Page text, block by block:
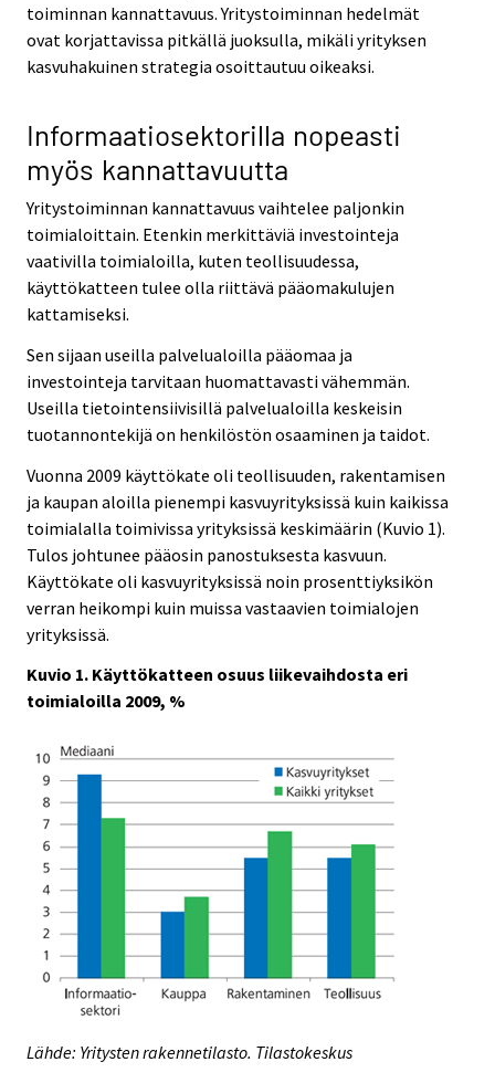
toiminnan kannattavuus. Yritystoiminnan hedelmät
ovat korjattavissa pitkällä juoksulla, mikäli yrityksen
kasvuhakuinen strategia osoittautuu oikeaksi.
Informaatiosektorilla nopeasti
myös kannattavuutta
Yritystoiminnan kannattavuus vaihtelee paljonkin
toimialoittain. Etenkin merkittäviä investointeja
vaativilla toimialoilla, kuten teollisuudessa,
käyttökatteen tulee olla riittävä pääomakulujen
kattamiseksi.
Sen sijaan useilla palvelualoilla pääomaa ja
investointeja tarvitaan huomattavasti vähemmän.
Useilla tietointensiivisillä palvelualoilla keskeisin
tuotannontekijä on henkilöstön osaaminen ja taidot.
Vuonna 2009 käyttökate oli teollisuuden, rakentamisen
ja kaupan aloilla pienempi kasvuyrityksissä kuin kaikissa
toimialalla toimivissa yrityksissä keskimäärin (Kuvio 1).
Tulos johtunee pääosin panostuksesta kasvuun.
Käyttökate oli kasvuyrityksissä noin prosenttiyksikön
verran heikompi kuin muissa vastaavien toimialojen
yrityksissä.
Kuvio 1. Käyttökatteen osuus liikevaihdosta eri
toimialoilla 2009, %
Lähde: Yritysten rakennetilasto. Tilastokeskus